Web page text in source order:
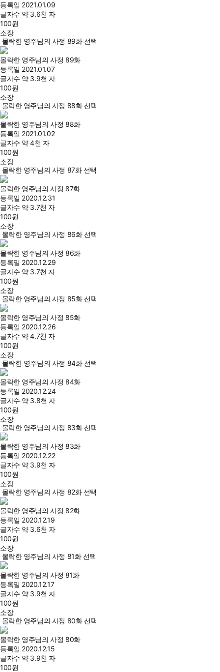
등록일 2021.01.09
글자수 약 3.6천 자
100원
소장
몰락한 영주님의 사정 89화 선택
몰락한 영주님의 사정 89화
등록일 2021.01.07
글자수 약 3.9천 자
100원
소장
몰락한 영주님의 사정 88화 선택
몰락한 영주님의 사정 88화
등록일 2021.01.02
글자수 약 4천 자
100원
소장
몰락한 영주님의 사정 87화 선택
몰락한 영주님의 사정 87화
등록일 2020.12.31
글자수 약 3.7천 자
100원
소장
몰락한 영주님의 사정 86화 선택
몰락한 영주님의 사정 86화
등록일 2020.12.29
글자수 약 3.7천 자
100원
소장
몰락한 영주님의 사정 85화 선택
몰락한 영주님의 사정 85화
등록일 2020.12.26
글자수 약 4.7천 자
100원
소장
몰락한 영주님의 사정 84화 선택
몰락한 영주님의 사정 84화
등록일 2020.12.24
글자수 약 3.8천 자
100원
소장
몰락한 영주님의 사정 83화 선택
몰락한 영주님의 사정 83화
등록일 2020.12.22
글자수 약 3.9천 자
100원
소장
몰락한 영주님의 사정 82화 선택
몰락한 영주님의 사정 82화
등록일 2020.12.19
글자수 약 3.6천 자
100원
소장
몰락한 영주님의 사정 81화 선택
몰락한 영주님의 사정 81화
등록일 2020.12.17
글자수 약 3.9천 자
100원
소장
몰락한 영주님의 사정 80화 선택
몰락한 영주님의 사정 80화
등록일 2020.12.15
글자수 약 3.9천 자
100원